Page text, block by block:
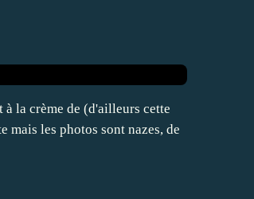
la crème de (d'ailleurs cette
mais les photos sont nazes, de